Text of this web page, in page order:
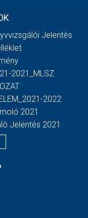
Jelentés
2021_MLSZ
2022
2021
Jelentés 2021